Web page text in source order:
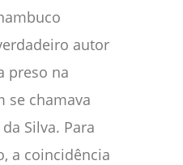
autor
preso na
se chamava
Silva. Para
a coincidência